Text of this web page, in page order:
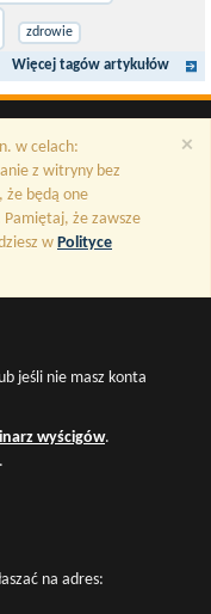
zdrowie
Więcej tagów artykułów
×
w celach:
z witryny bez
że będą one
że zawsze
w Polityce
jeśli nie masz konta
wyścigów.
.
na adres: